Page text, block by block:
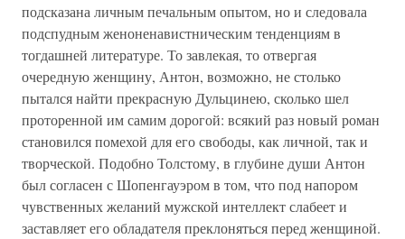
подсказана личным печальным опытом, но и следовала
подспудным женоненавистническим тенденциям в
тогдашней литературе. То завлекая, то отвергая
очередную женщину, Антон, возможно, не столько
пытался найти прекрасную Дульцинею, сколько шел
проторенной им самим дорогой: всякий раз новый роман
становился помехой для его свободы, как личной, так и
творческой. Подобно Толстому, в глубине души Антон
был согласен с Шопенгауэром в том, что под напором
чувственных желаний мужской интеллект слабеет и
заставляет его обладателя преклоняться перед женщиной.